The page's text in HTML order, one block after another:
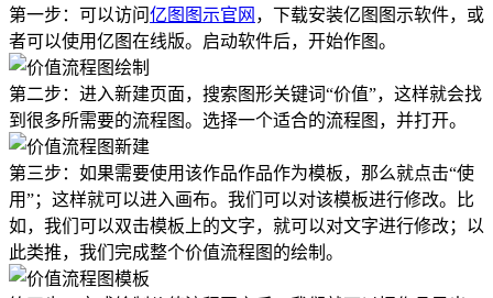
第一步：可以访问亿图图示官网 ，下载安装亿图图示软件，或
者可以使用亿图在线版。启动软件后，开始作图。
第二步：进入新建页面，搜索图形关键词“价值”，这样就会找
到很多所需要的流程图。选择一个适合的流程图，并打开。
第三步：如果需要使用该作品作品作为模板，那么就点击“使
用”；这样就可以进入画布。我们可以对该模板进行修改。比
如，我们可以双击模板上的文字，就可以对文字进行修改；以
此类推，我们完成整个价值流程图的绘制。